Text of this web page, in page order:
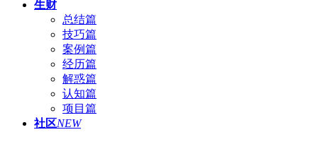
生财
总结篇
技巧篇
案例篇
经历篇
解惑篇
认知篇
项目篇
社区NEW